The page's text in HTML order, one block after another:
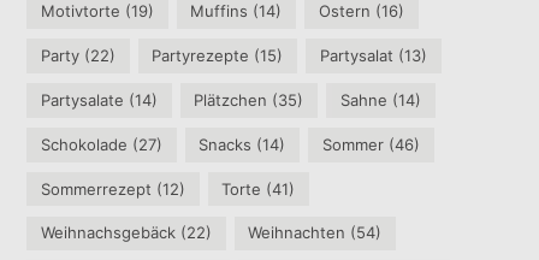
Motivtorte (19) Muffins (14) Ostern (16)
Party (22) Partyrezepte (15) Partysalat (13)
Partysalate (14) Plätzchen (35) Sahne (14)
Schokolade (27) Snacks (14) Sommer(46)
Sommerrezept (12) Torte (41)
Weihnachsgebäck (22) Weihnachten (54)